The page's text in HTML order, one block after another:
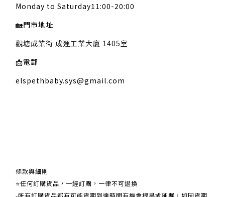
Monday to Saturday11:00-20:00
🏡門市地址
觀塘成業街 成運工業大廈 1405室
📩電郵
elspethbaby.sys@gmail.com
條款與細則
⭐任何訂購貨品，一經訂購，一律不可退換
-所有訂購貨品都有可能貨期到達時間有機會提早或延遲，如因貨期